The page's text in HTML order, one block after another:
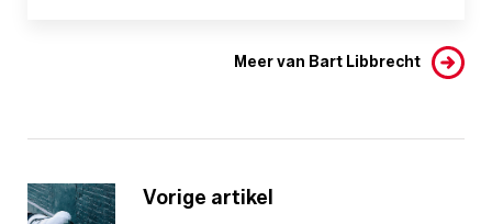
Meer van Bart Libbrecht
Vorige artikel